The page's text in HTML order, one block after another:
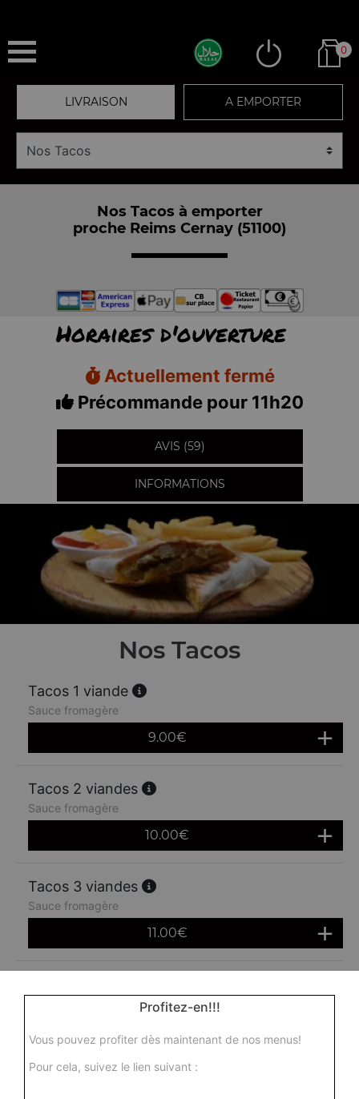
0
LIVRAISON A EMPORTER
Nos Tacos à emporter
proche Reims Cernay (51100)
Horaires d'ouverture
Actuellement fermé
Précommande pour 11h20
AVIS (59)
INFORMATIONS
Nos Tacos
Tacos 1 viande
Sauce fromagère
9.00€
Tacos 2 viandes
Sauce fromagère
10.00€
Tacos 3 viandes
Sauce fromagère
11.00€
Profitez-en!!!
Vous pouvez profiter dès maintenant de nos menus!
Pour cela, suivez le lien suivant :